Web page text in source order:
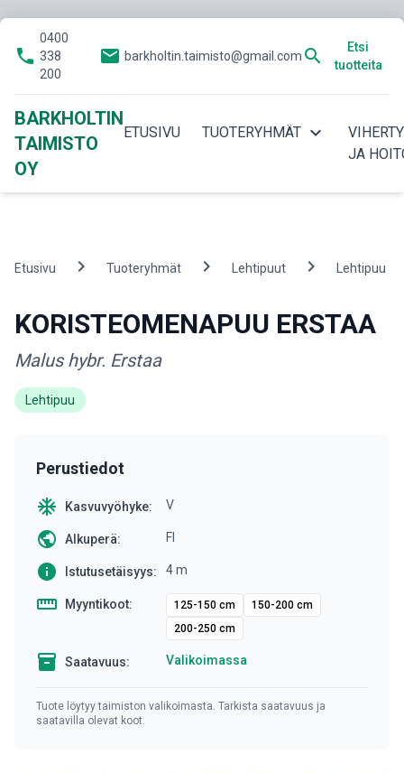
phone
0400
338
200
email barkholtin.taimisto@gmail.com search
Etsi
tuotteita
BARKHOLTIN
TAIMISTO
OY
ETUSIVU TUOTERYHMÄT expand_more
JA
Etusivu chevron_right Tuoteryhmät chevron_right Lehtipuut chevron_right Lehtipuu
KORISTEOMENAPUU ERSTAA
Malus hybr. Erstaa
Lehtipuu
Perustiedot
ac_unit Kasvuvyöhyke: V
public Alkuperä: FI
info Istutusetäisyys: 4 m
straighten Myyntikoot: 125-150 cm
150-200 cm
200-250 cm
inventory Saatavuus: Valikoimassa
Tuote löytyy taimiston valikoimasta. Tarkista saatavuus ja
saatavilla olevat koot.